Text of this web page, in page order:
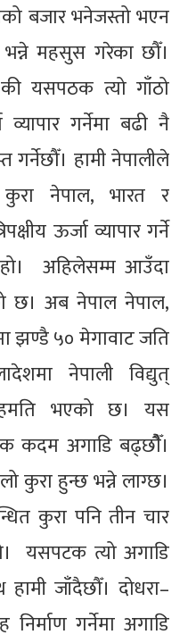
बजार भनेजस्तो भएन
महसुस गरेका छौँ।
यसपठक त्यो गाँठो
गर्नेमा बढी नै
गर्नेछौँ। हामी नेपालीले
नेपाल, भारत र
ऊर्जा व्यापार गर्ने
अहिलेसम्म आउँदा
छ। अब नेपाल नेपाल,
झण्डै ५० मेगावाट जति
नेपाली विद्युत्
भएको छ। यस
कदम अगाडि बढ्छौैँ।
कुरा हुन्छ भन्ने लाग्छ।
कुरा पनि तीन चार
यसपटक त्यो अगाडि
जाँदैछौँ। दोधरा–
गर्नेमा अगाडि